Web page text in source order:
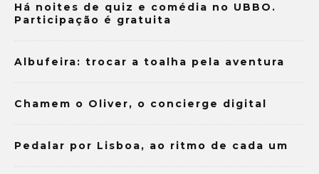
Há noites de quiz e comédia no UBBO.
Participação é gratuita
Albufeira: trocar a toalha pela aventura
Chamem o Oliver, o concierge digital
Pedalar por Lisboa, ao ritmo de cada um